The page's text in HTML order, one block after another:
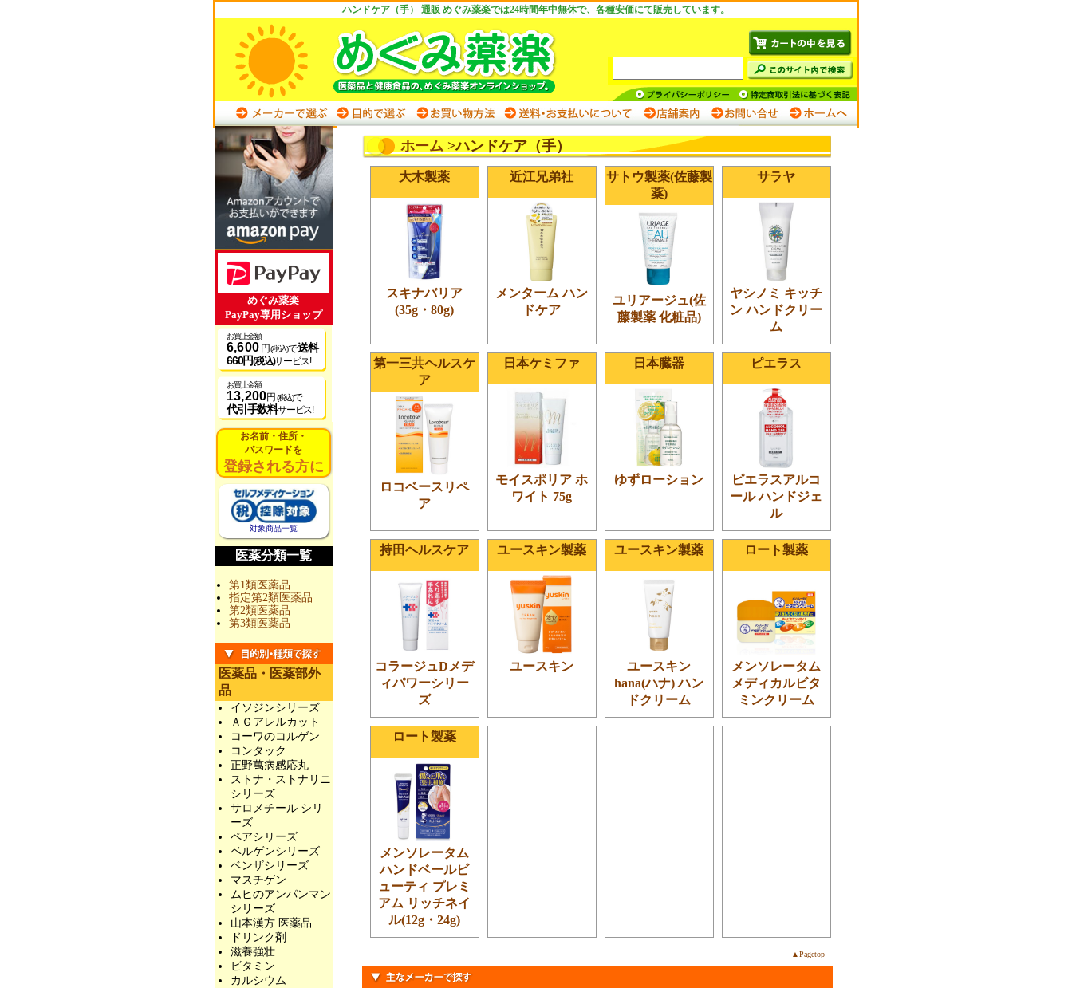
ハンドケア（手） 通販 めぐみ薬楽では24時間年中無休で、各種安価にて販売しています。
ホーム>ハンドケア（手）
大木製薬
スキナバリア
(35g・80g)
近江兄弟社
メンターム ハン
ドケア
サトウ製薬(佐藤製
薬)
ユリアージュ(佐
藤製薬 化粧品)
サラヤ
ヤシノミ キッチ
ン ハンドクリー
ム
第一三共ヘルスケ
ア
ロコベースリペ
ア
日本ケミファ
モイスポリア ホ
ワイト 75g
日本臓器
ゆずローション
ピエラス
ピエラスアルコ
ール ハンドジェ
ル
持田ヘルスケア
コラージュDメデ
ィパワーシリー
ズ
ユースキン製薬
ユースキン
ユースキン製薬
ユースキン
hana(ハナ) ハン
ドクリーム
ロート製薬
メンソレータム
メディカルビタ
ミンクリーム
ロート製薬
メンソレータム
ハンドベールビ
ューティ プレミ
アム リッチネイ
ル(12g・24g)
▲Pagetop
めぐみ薬楽
PayPay専用ショップ
お買上金額
6,600 円(税込)で送料
660円(税込)サービス!
お買上金額
13,200円 (税込)で
代引手数料サービス!
お名前・住所・
パスワードを
登録される方に
対象商品一覧
医薬分類一覧
第1類医薬品
指定第2類医薬品
第2類医薬品
第3類医薬品
医薬品・医薬部外
品
イソジンシリーズ
ＡＧアレルカット
コーワのコルゲン
コンタック
正野萬病感応丸
ストナ・ストナリニ
シリーズ
サロメチール シリ
ーズ
ペアシリーズ
ベルゲンシリーズ
ベンザシリーズ
マスチゲン
ムヒのアンパンマン
シリーズ
山本漢方 医薬品
ドリンク剤
滋養強壮
ビタミン
カルシウム